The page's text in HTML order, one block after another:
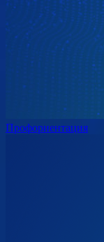
Профориентация